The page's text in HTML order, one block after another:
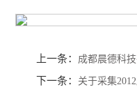
上一条： 成都晨德科
下一条： 关于采集